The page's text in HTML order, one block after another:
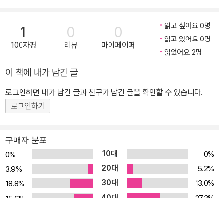
삼국지보다 훨씬 더 재미있고 드라마틱한 스토리의 연속이다. 한마디
로 ‘듣도 보도 못한’ 이야기들이 많다. ‘과연 어디서 이런 사진을 구했
을까’ 감탄을 자아내게 하는 진귀한 사진 한 장, 그 사진 속 인물의 흥
비극, 그들의 삶과 맞물리며 전개되었던 격동기 중국 근현대사의 전
개 과정이 생동감 있게 복원된다. 즉, 중화민국 탄생, 공산당 창당, 북
벌전쟁, 항일전쟁, 국공내전과 합작, 중소와 중미외교, 신중국 수립과
설 속 주인공보다 개성 넘치는 인물들이 있다. 허구는 아니다. 어디까
지나 논픽션 역사다. 김 교수의 글은 인물들이 남긴 일기, 서한, 회고
록 등 1차 자료와 객관적 문헌에 철저히 근거해 역사적 팩트에 초점을
맞춘다. 섣부른 평가나 어쭙잖은 너스레가 없는 것도 장점이다. 역사
가 사실만을 드러낼 때, 진실과 감동을 준다는 사실을 직감적으로 알
1
100자평
0
리뷰
0
마이페이퍼
읽고 싶어요 0명
읽고 있어요 0명
읽었어요 2명
이 책에 내가 남긴 글
로그인하면 내가 남긴 글과 친구가 남긴 글을 확인할 수 있습니다.
로그인하기
구매자 분포
0% 10대
0%
3.9%
20대
5.2%
18.8%
30대
13.0%